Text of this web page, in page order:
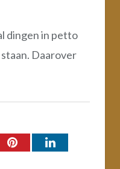
dingen in petto
Daarover
PinterestLinkedIn